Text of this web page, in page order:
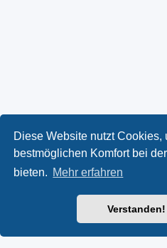
Diese Website nutzt Cookies,
bestmöglichen Komfort bei
bieten. Mehr erfahren
Verstanden!